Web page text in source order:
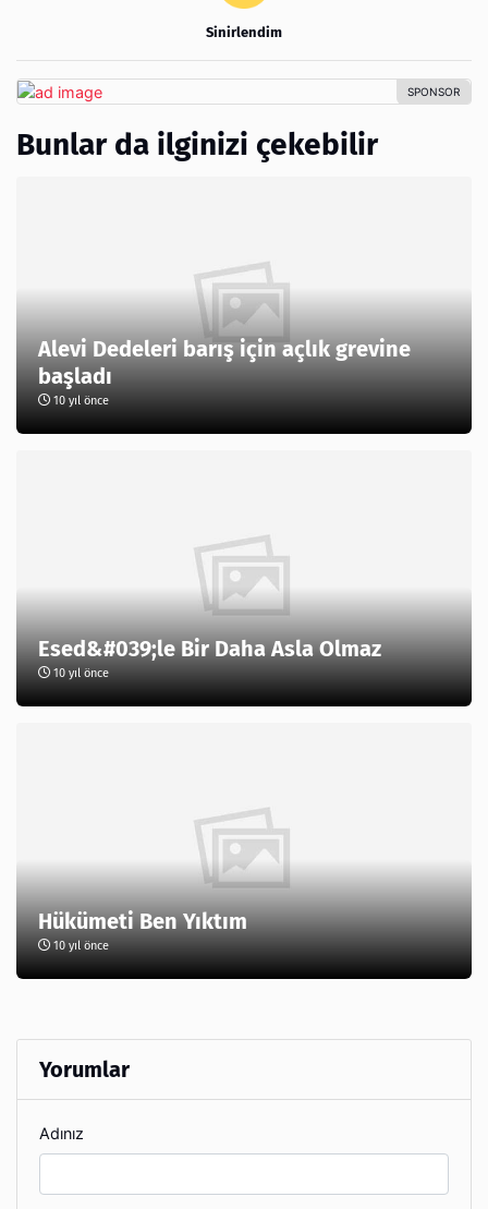
Sinirlendim
Bunlar da ilginizi çekebilir
Alevi Dedeleri barış için açlık grevine
başladı
10 yıl önce
Esed&#039;le Bir Daha Asla Olmaz
10 yıl önce
Hükümeti Ben Yıktım
10 yıl önce
Yorumlar
Adınız